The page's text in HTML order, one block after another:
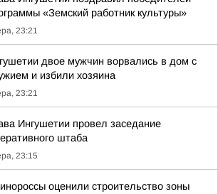
«Земский работник культуры»
23:21
двое мужчин ворвались в дом с
и избили хозяина
23:21
Ингушетии провел заседание
штаба
23:15
оценили строительство зоны